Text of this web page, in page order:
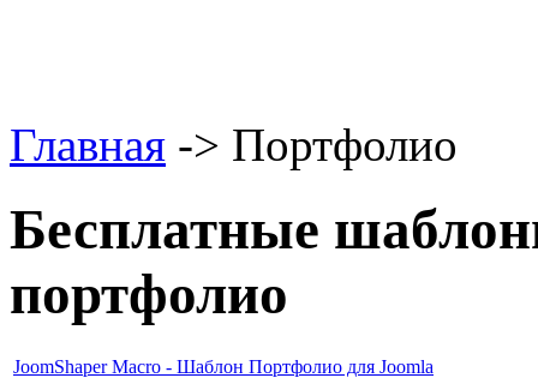
Главная -> Портфолио
Бесплатные
портфолио
JoomShaper Macro - Шаблон Портфолио для Joomla